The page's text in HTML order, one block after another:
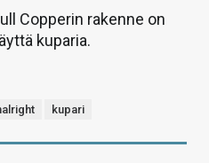
Copperin rakenne on
kuparia.
kupari